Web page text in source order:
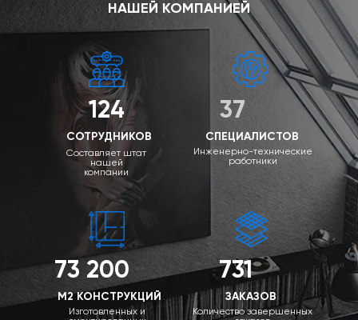
НАШЕЙ КОМПАНИЕЙ
124
СОТРУДНИКОВ
Составляет штат
нашей
компании
73 200
М2 КОНСТРУКЦИЙ
Изготовленных и
731
ЗАКАЗОВ
Количество завершенных
37
СПЕЦИАЛИСТОВ
Инженерно-технические
работники